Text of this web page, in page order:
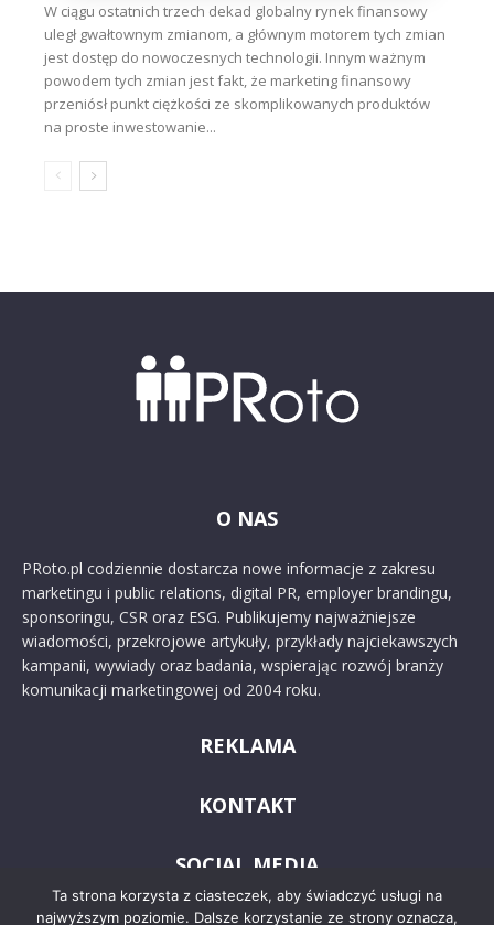
W ciągu ostatnich trzech dekad globalny rynek finansowy
uległ gwałtownym zmianom, a głównym motorem tych zmian
jest dostęp do nowoczesnych technologii. Innym ważnym
powodem tych zmian jest fakt, że marketing finansowy
przeniósł punkt ciężkości ze skomplikowanych produktów
na proste inwestowanie...
O NAS
PRoto.pl codziennie dostarcza nowe informacje z zakresu
marketingu i public relations, digital PR, employer brandingu,
sponsoringu, CSR oraz ESG. Publikujemy najważniejsze
wiadomości, przekrojowe artykuły, przykłady najciekawszych
kampanii, wywiady oraz badania, wspierając rozwój branży
komunikacji marketingowej od 2004 roku.
REKLAMA
KONTAKT
SOCIAL MEDIA
Ta strona korzysta z ciasteczek, aby świadczyć usługi na
najwyższym poziomie. Dalsze korzystanie ze strony oznacza,